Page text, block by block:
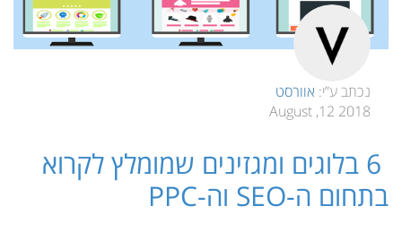
נכתב ע”י: אוורסט
2018 12, August
6 בלוגים ומגזינים שמומלץ לקרוא
בתחום ה-SEO וה-PPC